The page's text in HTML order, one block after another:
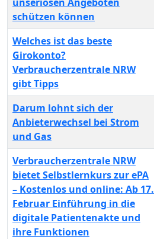
schützen können
Welches ist das beste
Girokonto?
Verbraucherzentrale NRW
gibt Tipps
Darum lohnt sich der
Anbieterwechsel bei Strom
und Gas
Verbraucherzentrale NRW
bietet Selbstlernkurs zur ePA
– Kostenlos und online: Ab 17.
Februar Einführung in die
digitale Patientenakte und
ihre Funktionen